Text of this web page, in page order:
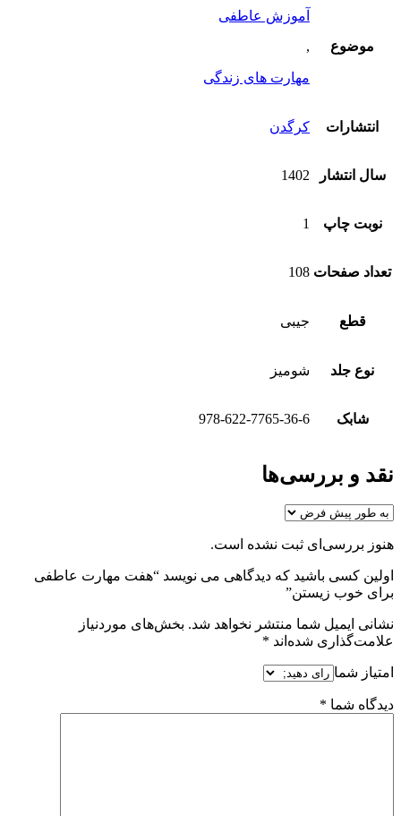
موضوع
آموزش عاطفی
,
مهارت های زندگی
انتشارات کرگدن
سال انتشار 1402
نوبت چاپ 1
تعداد صفحات 108
قطع جیبی
نوع جلد شومیز
شابک 978-622-7765-36-6
نقد و بررسی‌ها
هنوز بررسی‌ای ثبت نشده است.
اولین کسی باشید که دیدگاهی می نویسد “هفت مهارت عاطفی
برای خوب زیستن”
نشانی ایمیل شما منتشر نخواهد شد. بخش‌های موردنیاز
علامت‌گذاری شده‌اند *
امتیاز شما
دیدگاه شما *